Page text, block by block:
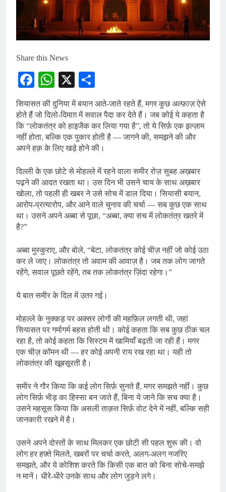
Share this News
Facebook
WhatsApp
X
सियासत की दुनिया में बयान आते-जाते रहते हैं, मगर कुछ अल्फ़ाज़ ऐसे
होते हैं जो दिलो-दिमाग़ में सवाल पैदा कर देते हैं। जब कोई ये कहता है
कि “लोकतंत्र को हाइजैक कर लिया गया है”, तो ये सिर्फ़ एक इल्ज़ाम
नहीं होता, बल्कि एक पुकार होती है — जागने की, समझने की और
अपने हक़ के लिए खड़े होने की।
दिल्ली के एक छोटे से मोहल्ले में रहने वाला समीर रोज़ सुबह अख़बार
पढ़ने की आदत रखता था। उस दिन भी उसने चाय के साथ अख़बार
खोला, तो पहली ही खबर ने उसे सोच में डाल दिया। सियासी बयान,
आरोप-प्रत्यारोप, और आने वाले चुनाव की चर्चा — सब कुछ एक साथ
था। उसने अपने अब्बा से पूछा, “अब्बा, क्या सच में लोकतंत्र खतरे में
है?”
अब्बा मुस्कुराए, और बोले, “बेटा, लोकतंत्र कोई चीज़ नहीं जो कोई उठा
कर ले जाए। लोकतंत्र तो अवाम की आवाज़ है। जब तक लोग जागते
रहेंगे, सवाल पूछते रहेंगे, तब तक लोकतंत्र ज़िंदा रहेगा।”
ये बात समीर के दिल में उतर गई।
मोहल्ले के नुक्कड़ पर अक्सर लोगों की महफ़िल लगती थी, जहां
सियासत पर गर्मागर्म बहस होती थी। कोई कहता कि सब कुछ ठीक चल
रहा है, तो कोई कहता कि सिस्टम में खामियाँ बढ़ती जा रही हैं। मगर
एक चीज़ कॉमन थी — हर कोई अपनी राय रख रहा था। यही तो
लोकतंत्र की खूबसूरती है।
समीर ने गौर किया कि कई लोग सिर्फ़ सुनते हैं, मगर समझते नहीं। कुछ
लोग सिर्फ़ भीड़ का हिस्सा बन जाते हैं, बिना ये जाने कि सच क्या है।
उसने महसूस किया कि असली ताक़त सिर्फ़ वोट देने में नहीं, बल्कि सही
जानकारी रखने में है।
उसने अपने दोस्तों के साथ मिलकर एक छोटी सी पहल शुरू की। वो
लोग हर हफ़्ते मिलते, खबरों पर चर्चा करते, अलग-अलग नजरिए
समझते, और ये कोशिश करते कि किसी एक बात को बिना सोचे-समझे
न मानें। धीरे-धीरे उनके साथ और लोग जुड़ने लगे।